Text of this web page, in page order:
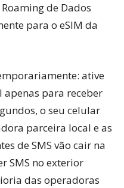
de Dados
para o eSIM da
ative
para receber
o seu celular
parceira local e as
de SMS vão cair na
SMS no exterior
das operadoras